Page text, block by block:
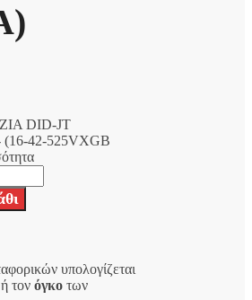
DID-JT
42-525VXGB
υπολογίζεται
ή τον όγκο των